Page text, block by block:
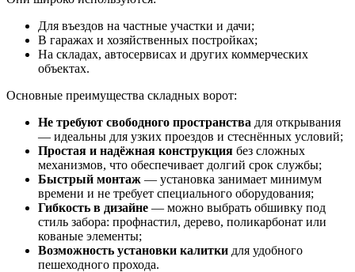
Для въездов на частные участки и дачи;
В гаражах и хозяйственных постройках;
На складах, автосервисах и других коммерческих
объектах.
Основные преимущества складных ворот:
Не требуют свободного пространства для открывания
— идеальны для узких проездов и стеснённых условий;
Простая и надёжная конструкция без сложных
механизмов, что обеспечивает долгий срок службы;
Быстрый монтаж — установка занимает минимум
времени и не требует специального оборудования;
Гибкость в дизайне — можно выбрать обшивку под
стиль забора: профнастил, дерево, поликарбонат или
кованые элементы;
Возможность установки калитки для удобного
пешеходного прохода.